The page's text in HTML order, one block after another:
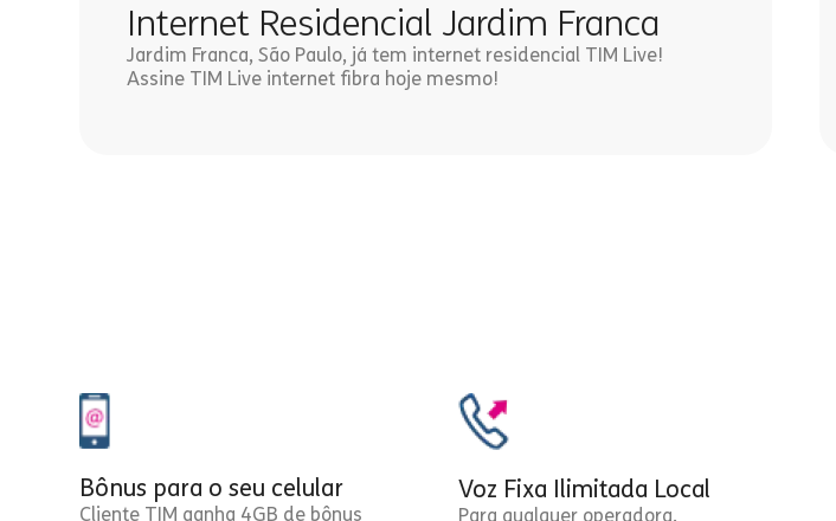
Internet Residencial Jardim Franca
Jardim Franca, São Paulo, já tem internet residencial TIM Live!
Assine TIM Live internet fibra hoje mesmo!
Bônus para o seu celular
Cliente TIM ganha 4GB de bônus
Voz Fixa Ilimitada Local
Para qualquer operadora.